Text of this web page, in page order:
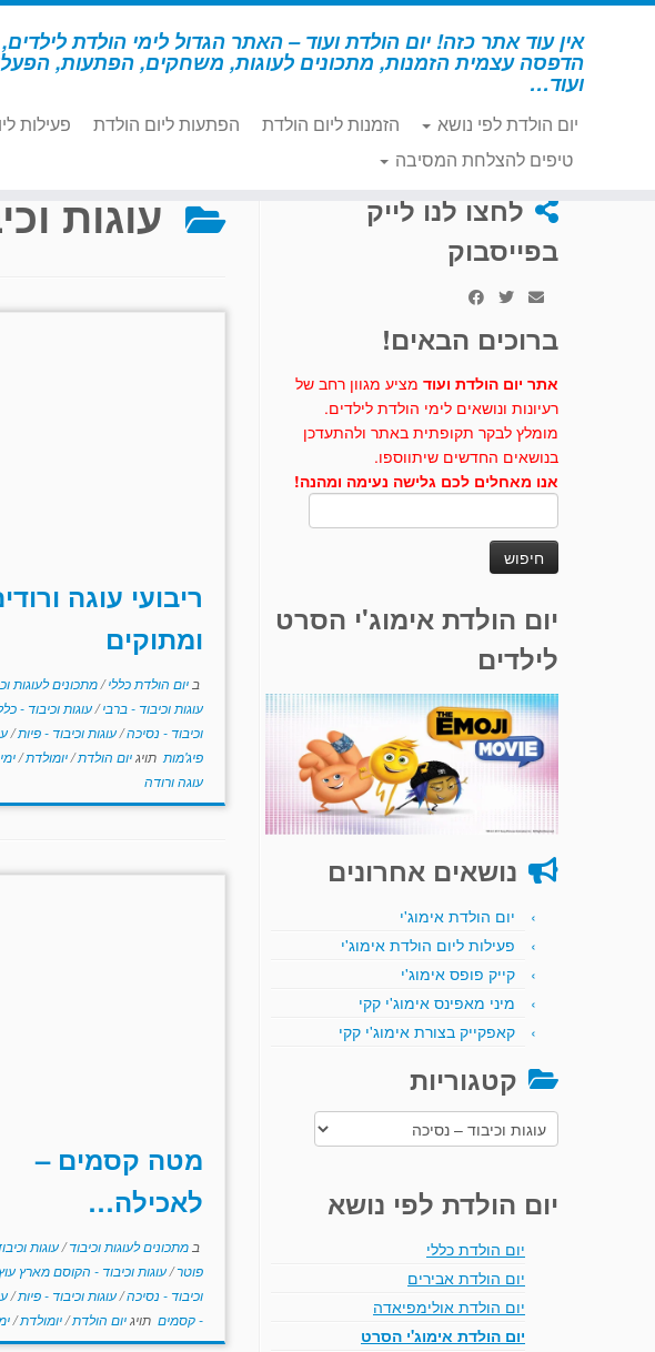
דלג
אין עוד אתר כזה! יום הולדת ועוד – האתר הגדול לימי הולדת לילדים,
הדפסה עצמית הזמנות, מתכונים לעוגות, משחקים, הפתעות,
ועוד…
יום הולדת לפי נושא הזמנות ליום הולדת הפתעות ליום הולדת פעילות
טיפים להצלחת המסיבה
דף הבית » נסיכה » עוגות וכיבוד – נסיכה
לחצו לנו לייק
בפייסבוק
ברוכים הבאים!
אתר יום הולדת ועוד מציע מגוון רחב של
רעיונות ונושאים לימי הולדת לילדים.
מומלץ לבקר תקופתית באתר ולהתעדכן
בנושאים החדשים שיתווספו.
אנו מאחלים לכם גלישה נעימה ומהנה!
יום הולדת אימוג'י הסרט
לילדים
נושאים אחרונים
יום הולדת אימוג'י
פעילות ליום הולדת אימוג'י
קייק פופס אימוג'י
מיני מאפינס אימוג'י קקי
קאפקייק בצורת אימוג'י קקי
קטגוריות
קטגוריות
יום הולדת לפי נושא
יום הולדת כללי
יום הולדת אבירים
יום הולדת אולימפיאדה
יום הולדת אימוג'י הסרט
עוגות
ריבועי עוגה
ומתוקים
ביום הולדת כללי/מתכונים לעוגות
עוגות וכיבוד - ברבי/עוגות וכיבוד -
וכיבוד - נסיכה/עוגות וכיבוד - פיות/
פיג'מות תויגיום הולדת/יומולדת/
עוגה ורודה
מטה קסמים –
לאכילה…
במתכונים לעוגות וכיבוד/עוגות
פוטר/עוגות וכיבוד - הקוסם מארץ
וכיבוד - נסיכה/עוגות וכיבוד - פיות/
- קסמים תויגיום הולדת/יומולדת/